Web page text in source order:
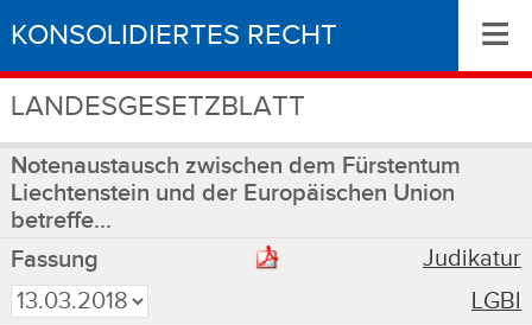
KONSOLIDIERTES RECHT
LANDESGESETZBLATT
≡
Notenaustausch zwischen dem Fürstentum
Liechtenstein und der Europäischen Union
betreffe...
Fassung
Judikatur
LGBl